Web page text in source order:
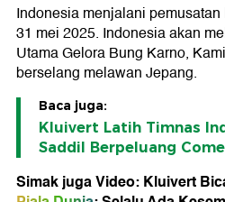
Indonesia menjalani
31 mei 2025. Indonesia akan
Utama Gelora Bung Karno,
berselang melawan Jepang.
Baca juga:
Kluivert Latih Timnas
Saddil Berpeluang
Simak juga Video: Kluivert